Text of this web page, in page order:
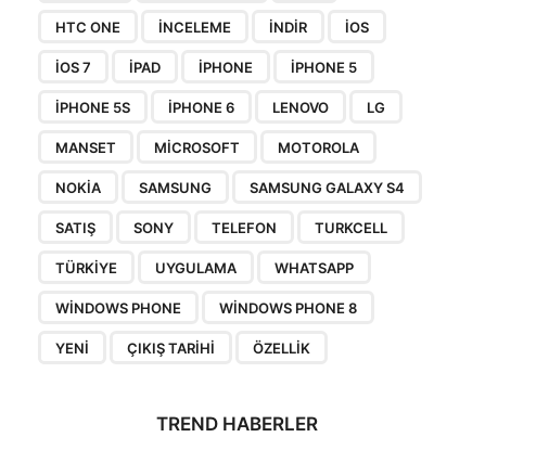
HTC ONE INCELEME INDIR IOS
IOS 7 IPAD IPHONE IPHONE 5
IPHONE 5S IPHONE 6 LENOVO LG
MANSET MICROSOFT MOTOROLA
NOKIA SAMSUNG SAMSUNG GALAXY S4
SATIŞ SONY TELEFON TURKCELL
TÜRKIYE UYGULAMA WHATSAPP
WINDOWS PHONE WINDOWS PHONE 8
YENI ÇIKIŞ TARIHI ÖZELLIK
TREND HABERLER